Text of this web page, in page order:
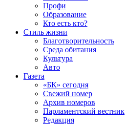
Профи
Образование
Кто есть кто?
Стиль жизни
Благотворительность
Среда обитания
Культура
Авто
Газета
«БК» сегодня
Свежий номер
Архив номеров
Парламентский вестник
Редакция